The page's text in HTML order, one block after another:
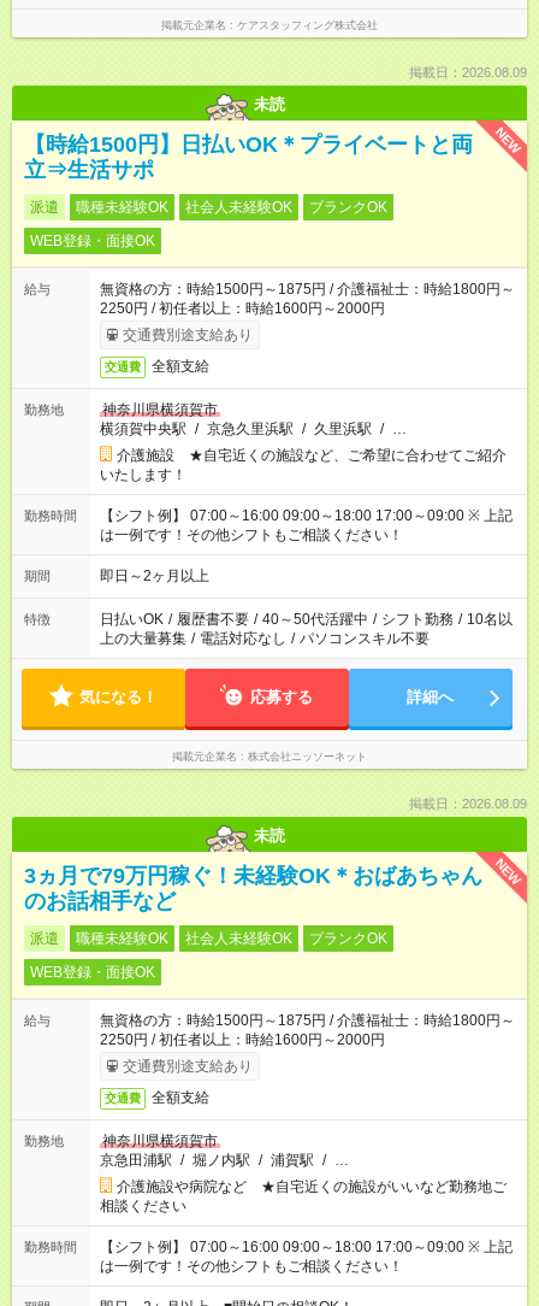
掲載元企業名 ケアスタッフィング株式会社
掲載日：2026.08.09
未読
NEW
【時給1500円】日払いOK＊プライベートと両
立⇒生活サポ
派遣 職種未経験OK 社会人未経験OK
ブランクOK
WEB登録・面接OK
給与
無資格の方：時給1500円～1875円 / 介護福祉士：時給1800円～
2250円 / 初任者以上：時給1600円～2000円
交通費別途支給あり
交通費 全額支給
勤務地
神奈川県横須賀市
横須賀中央駅 / 京急久里浜駅 / 久里浜駅 / …
介護施設 ★自宅近くの施設など、ご希望に合わせてご紹介
いたします！
勤務時間
【シフト例】 07:00～16:00 09:00～18:00 17:00～09:00 ※ 上記
は一例です！その他シフトもご相談ください！
期間 即日～2ヶ月以上
特徴 日払いOK / 履歴書不要 / 40～50代活躍中 / シフト勤務 / 10名以
上の大量募集 / 電話対応なし / パソコンスキル不要
気になる！ 応募する 詳細へ
掲載元企業名 株式会社ニッソーネット
掲載日：2026.08.09
未読
NEW
3ヵ月で79万円稼ぐ！未経験OK＊おばあちゃん
のお話相手など
派遣 職種未経験OK 社会人未経験OK
ブランクOK
WEB登録・面接OK
給与
無資格の方：時給1500円～1875円 / 介護福祉士：時給1800円～
2250円 / 初任者以上：時給1600円～2000円
交通費別途支給あり
交通費 全額支給
勤務地
神奈川県横須賀市
京急田浦駅 / 堀ノ内駅 / 浦賀駅 / …
介護施設や病院など ★自宅近くの施設がいいなど勤務地ご
相談ください
勤務時間
【シフト例】 07:00～16:00 09:00～18:00 17:00～09:00 ※ 上記
は一例です！その他シフトもご相談ください！